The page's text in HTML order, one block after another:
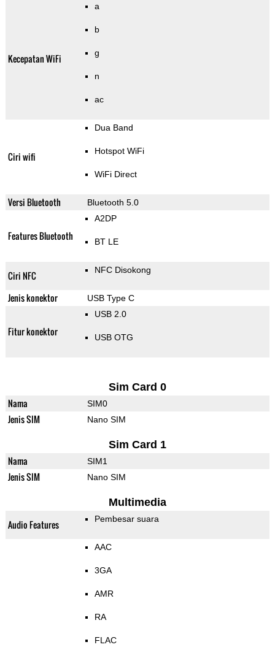
Kecepatan WiFi
a
b
g
n
ac
Ciri wifi
Dua Band
Hotspot WiFi
WiFi Direct
Versi Bluetooth Bluetooth 5.0
Features Bluetooth
A2DP
BT LE
Ciri NFC NFC Disokong
Jenis konektor USB Type C
Fitur konektor
USB 2.0
USB OTG
Sim Card 0
Nama SIM0
Jenis SIM Nano SIM
Sim Card 1
Nama SIM1
Jenis SIM Nano SIM
Multimedia
Audio Features Pembesar suara
AAC
3GA
AMR
RA
FLAC